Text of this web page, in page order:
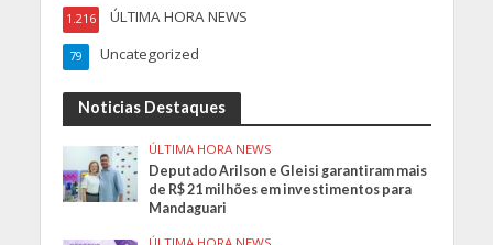
ÚLTIMA HORA NEWS
1.216
Uncategorized
79
Noticias Destaques
ÚLTIMA HORA NEWS
Deputado Arilson e Gleisi garantiram mais
de R$ 21 milhões em investimentos para
Mandaguari